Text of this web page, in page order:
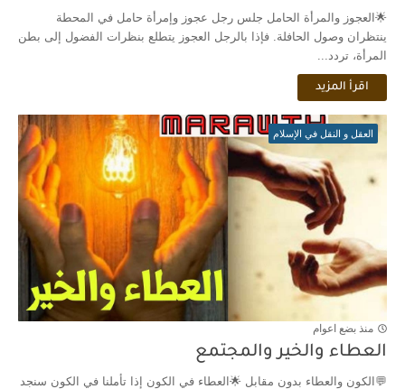
🌟العجوز والمرأة الحامل جلس رجل عجوز وإمرأة حامل في المحطة
ينتظران وصول الحافلة. فإذا بالرجل العجوز يتطلع بنظرات الفضول إلى بطن
المرأة، تردد...
اقرأ المزيد
العقل و النقل في الإسلام
منذ بضع اعوام
العطاء والخير والمجتمع
💬الكون والعطاء بدون مقابل 🌟العطاء في الكون إذا تأملنا في الكون سنجد